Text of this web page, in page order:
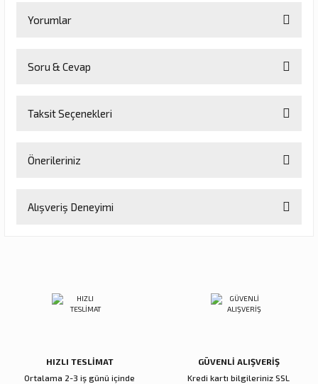
Yorumlar
Soru & Cevap
Taksit Seçenekleri
Önerileriniz
konularda yetersiz gördüğünüz noktaları öneri formunu kullanarak
Ürün açıklamasında eksik bilgiler bulunuyor.
Ürün bilgilerinde hatalar bulunuyor.
Alışveriş Deneyimi
HIZLI TESLİMAT
Ortalama 2-3 iş günü içinde
GÜVENLİ ALIŞVERİŞ
Kredi kartı bilgileriniz SSL